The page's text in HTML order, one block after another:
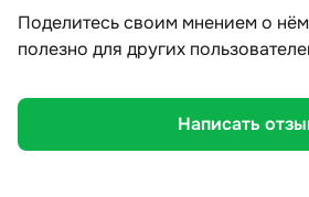
Поделитесь своим мнением о
полезно для других
Написать